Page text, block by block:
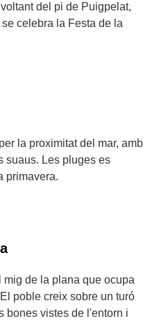
del pi de Puigpelat,
celebra la Festa de la
la proximitat del mar, amb
suaus. Les pluges es
primavera.
de la plana que ocupa
poble creix sobre un turó
bones vistes de l'entorn i